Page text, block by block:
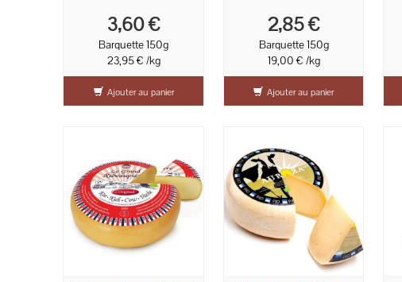
3,60 €
Barquette 150g
23,95 € /kg
Ajouter au panier
2,85 €
Barquette 150g
19,00 € /kg
Ajouter au panier